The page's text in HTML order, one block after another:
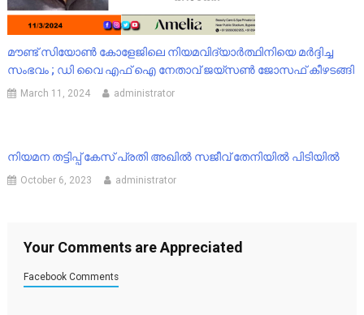
മൗണ്ട് സിയോൺ കോളേജിലെ നിയമവിദ്യാർത്ഥിനിയെ മർദ്ദിച്ച
സംഭവം ; ഡി വൈ എഫ് ഐ നേതാവ് ജയ്സൺ ജോസഫ് കീഴടങ്ങി
March 11, 2024 administrator
നിയമന തട്ടിപ്പ് കേസ് പ്രതി അഖിൽ സജീവ് തേനിയിൽ പിടിയിൽ
October 6, 2023 administrator
Your Comments are Appreciated
Facebook Comments